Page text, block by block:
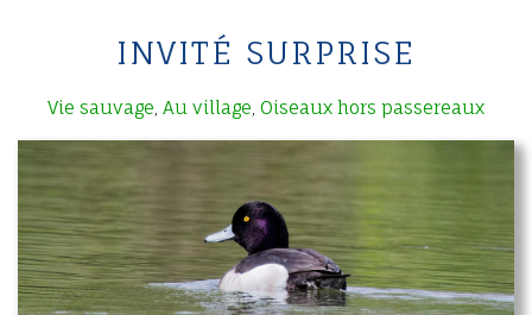
INVITÉ SURPRISE
Vie sauvage Au village Oiseaux hors passereaux